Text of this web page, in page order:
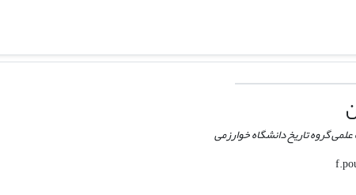
گروه تاریخ دانشگاه خوارزمی